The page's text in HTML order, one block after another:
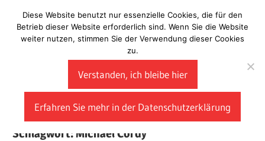
Inhalt
springen
Laberladen
Schlagwort:Michael Cordy
Diese Website benutzt nur essenzielle Cookies, die für den
Betrieb dieser Website erforderlich sind. Wenn Sie die Website
weiter nutzen, stimmen Sie der Verwendung dieser Cookies
zu.
Verstanden, ich bleibe hier
Erfahren Sie mehr in der Datenschutzerklärung